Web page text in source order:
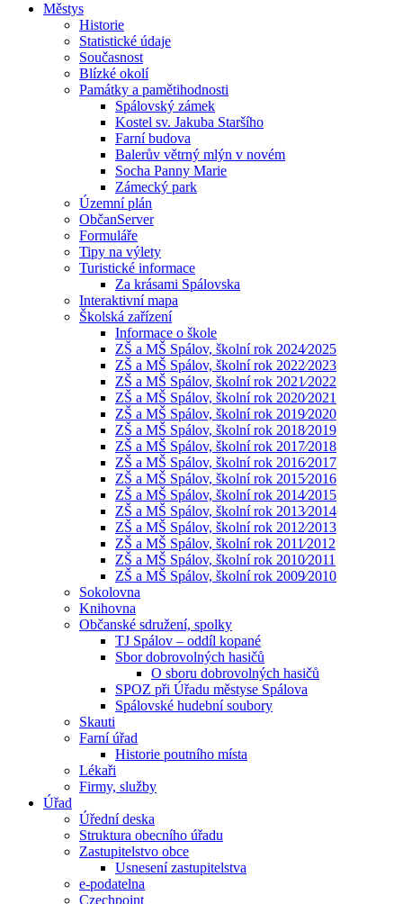
Městys
Historie
Statistické údaje
Současnost
Blízké okolí
Památky a pamětihodnosti
Spálovský zámek
Kostel sv. Jakuba Staršího
Farní budova
Balerův větrný mlýn v novém
Socha Panny Marie
Zámecký park
Územní plán
ObčanServer
Formuláře
Tipy na výlety
Turistické informace
Za krásami Spálovska
Interaktivní mapa
Školská zařízení
Informace o škole
ZŠ a MŠ Spálov, školní rok 2024⁄2025
ZŠ a MŠ Spálov, školní rok 2022⁄2023
ZŠ a MŠ Spálov, školní rok 2021⁄2022
ZŠ a MŠ Spálov, školní rok 2020⁄2021
ZŠ a MŠ Spálov, školní rok 2019⁄2020
ZŠ a MŠ Spálov, školní rok 2018⁄2019
ZŠ a MŠ Spálov, školní rok 2017⁄2018
ZŠ a MŠ Spálov, školní rok 2016⁄2017
ZŠ a MŠ Spálov, školní rok 2015⁄2016
ZŠ a MŠ Spálov, školní rok 2014⁄2015
ZŠ a MŠ Spálov, školní rok 2013⁄2014
ZŠ a MŠ Spálov, školní rok 2012⁄2013
ZŠ a MŠ Spálov, školní rok 2011⁄2012
ZŠ a MŠ Spálov, školní rok 2010⁄2011
ZŠ a MŠ Spálov, školní rok 2009⁄2010
Sokolovna
Knihovna
Občanské sdružení, spolky
TJ Spálov – oddíl kopané
Sbor dobrovolných hasičů
O sboru dobrovolných hasičů
SPOZ při Úřadu městyse Spálova
Spálovské hudební soubory
Skauti
Farní úřad
Historie poutního místa
Lékaři
Firmy, služby
Úřad
Úřední deska
Struktura obecního úřadu
Zastupitelstvo obce
Usnesení zastupitelstva
e-podatelna
Czechpoint